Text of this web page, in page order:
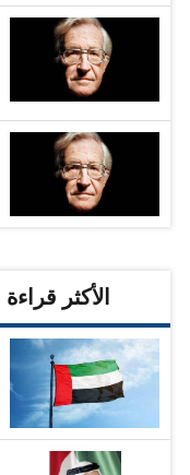
الأكثر قراءة